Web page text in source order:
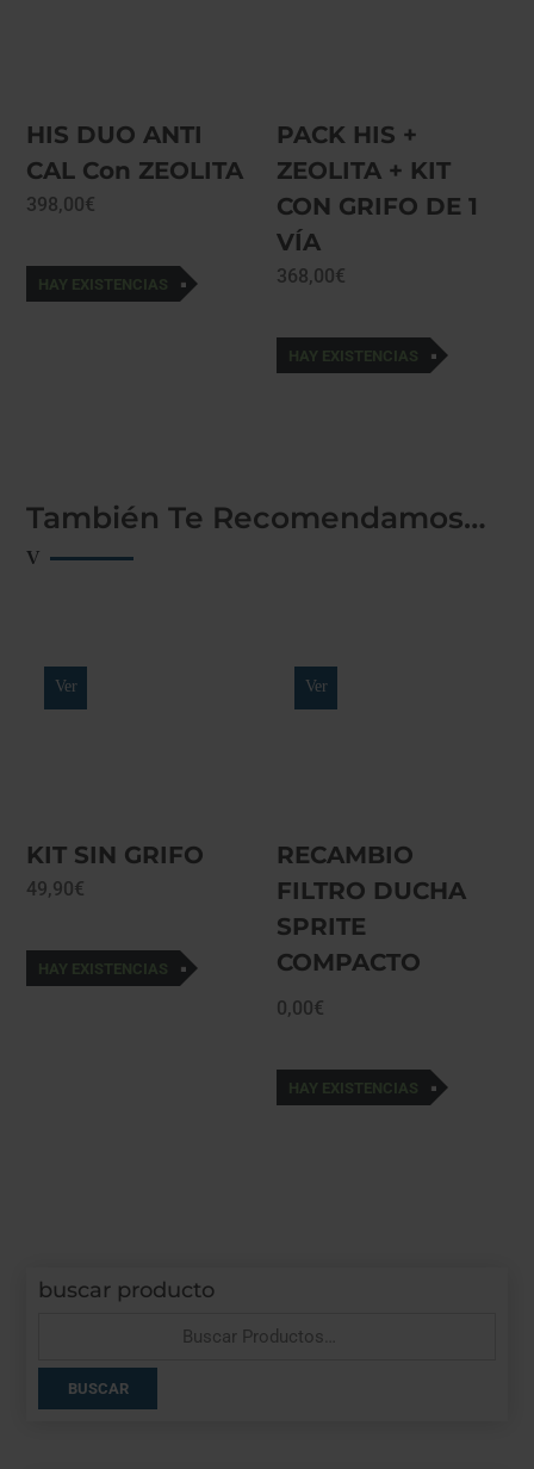
HIS DUO ANTI
CAL Con ZEOLITA
398,00€
HAY EXISTENCIAS
PACK HIS +
ZEOLITA + KIT
CON GRIFO DE 1
VÍA
368,00€
HAY EXISTENCIAS
También Te Recomendamos…
KIT SIN GRIFO
49,90€
HAY EXISTENCIAS
Ver
RECAMBIO
FILTRO DUCHA
SPRITE
COMPACTO
0,00€
HAY EXISTENCIAS
Ver
buscar producto
BUSCAR